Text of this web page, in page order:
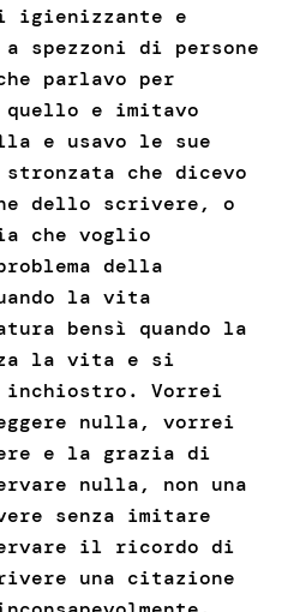
igienizzante e
di persone
parlavo per
e imitavo
e usavo le sue
che dicevo
dello scrivere, o
che voglio
della
la vita
bensì quando la
la vita e si
inchiostro. Vorrei
nulla, vorrei
e la grazia di
nulla, non una
senza imitare
il ricordo di
una citazione